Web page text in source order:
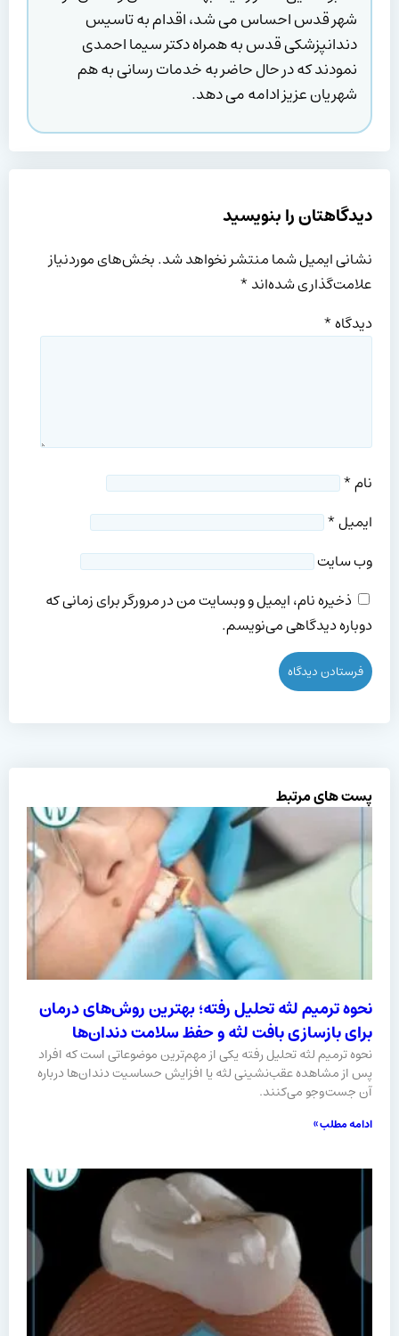
شهر قدس احساس می شد، اقدام به تاسیس
دندانپزشکی قدس به همراه دکتر سیما احمدی
نمودند که در حال حاضر به خدمات رسانی به هم
شهریان عزیز ادامه می دهد.
دیدگاهتان را بنویسید
نشانی ایمیل شما منتشر نخواهد شد.بخش‌های موردنیاز
علامت‌گذاری شده‌اند*
دیدگاه*
نام*
ایمیل*
وب‌ سایت
ذخیره نام، ایمیل و وبسایت من در مرورگر برای زمانی که
دوباره دیدگاهی می‌نویسم.
پست های مرتبط
نحوه ترمیم لثه تحلیل رفته؛ بهترین روش‌های درمان
برای بازسازی بافت لثه و حفظ سلامت دندان‌ها
نحوه ترمیم لثه تحلیل رفته یکی از مهم‌ترین موضوعاتی است که افراد
پس از مشاهده عقب‌نشینی لثه یا افزایش حساسیت دندان‌ها درباره
آن جست‌وجو می‌کنند.
ادامه مطلب »